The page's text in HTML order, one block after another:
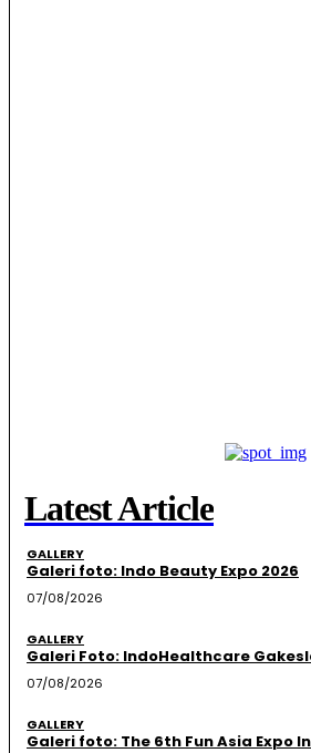
Latest Article
GALLERY
Galeri foto: Indo Beauty Expo 2026
07/08/2026
GALLERY
Galeri Foto: IndoHealthcare
07/08/2026
GALLERY
Galeri foto: The 6th Fun Asia Expo